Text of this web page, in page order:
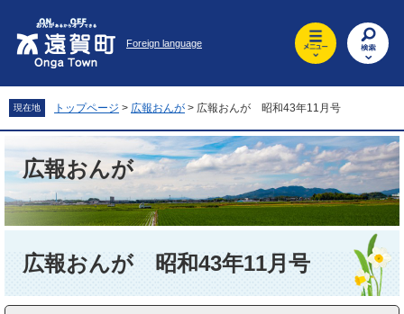
先
頭
を
飛
文
へ
Foreign language
現在地 トップページ > 広報おんが > 広報おんが 昭和43年11月号
広報おんが
広報おんが 昭和43年11月号